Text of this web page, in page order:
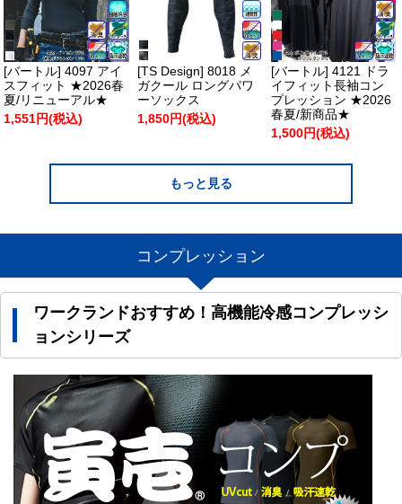
[バートル] 4097 アイ
スフィット ★2026春
夏/リニューアル★
1,551円(税込)
[TS Design] 8018 メ
ガクール ロングパワ
ーソックス
1,850円(税込)
[バートル] 4121 ドラ
イフィット長袖コン
プレッション ★2026
春夏/新商品★
1,500円(税込)
もっと見る
コンプレッション
ワークランドおすすめ！高機能冷感コンプレッシ
ョンシリーズ